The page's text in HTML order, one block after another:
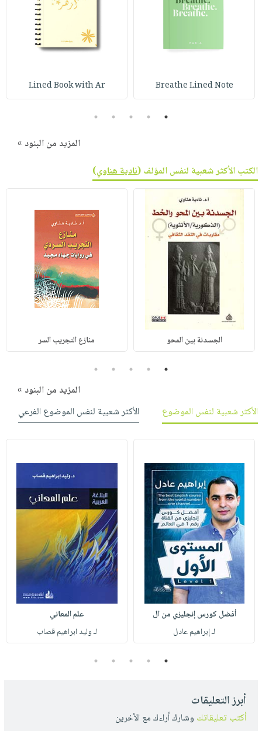
صابون
فيديوهات
خدمات
تواصل
معنا
Breathe Lined Note
Lined Book with Ar
1
2
3
4
5
المزيد من البنود »
الكتب الأكثر شعبية لنفس المؤلف (نادية هناوي)
الجسدنة بين المحو منازع التجريب السر
1
2
3
4
5
المزيد من البنود »
الأكثر شعبية لنفس الموضوع
الأكثر شعبية لنفس الموضوع الفرعي
أفضل كورس إنجليزي من ال
لـ إبراهيم عادل
علم المعاني
لـ وليد ابراهيم قصاب
1
2
3
4
5
أبرز التعليقات
أكتب تعليقاتك وشارك أراءك مع الأخرين